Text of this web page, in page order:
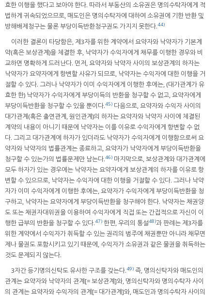
효한 이행을 했다고 보아야 한다. 따라서 부동산의 소유권은 명의수탁자에게 적
법하게 귀속되었으므로, 매도인은 명의수탁자에 대하여 소유권에 기한 반환 및
방해배제청구는 물론 부당이득반환청구권도 가지지 못한다.44)
이러한 결론이 타당함은, 제3자를 위한 계약에서 요약자와 낙약자가 기본계
약(혹은 보상관계)을 체결한 후, 낙약자가 수익자에게 채무를 이행한 경우와 비
교하면 명확하게 드러난다. 먼저, 요약자와 낙약자 사이의 보상관계의 하자는
낙약자가 요약자에게 항변할 사유가 되므로, 낙약자는 수익자에 대한 이행을 거
절할 수 있다. 그러나 낙약자가 이미 수익자에게 이행한 후에는, (대가관계가 유
효한 한) 낙약자가 수익자에게 부당이득의 반환을 청구할 수 없고, 요약자에게
부당이득반환을 청구할 수 있을 뿐이다.45) 다음으로, 요약자와 수익자 사이의
대가관계(혹은 출연관계, 원인관계)의 하자는 요약자와 낙약자 사이에 체결된
계약의 내용이 아니기 때문에 낙약자는 이를 이유로 수익자에게 항변할 수 없
다. 그리고 대가관계에 하자가 있더라도 낙약자가 수익자에게 이행함으로써 요
약자와 낙약자의 법률관계는 종료하고, 요약자가 낙약자에게 부당이득반환을
청구할 수 있는가의 법률문제만 남는다.46) 마지막으로, 보상관계와 대가관계에
모두 하자가 있는 경우에는 낙약자는 요약자에게 보상관계의 하자를 이유로 항
변할 수 있으므로, 낙약자는 수익자에 대한 이행을 거절할 수 있다. 그러나 낙약
자가 이미 수익자에게 이행한 후에는, 요약자가 수익자에게 부당이득반환을 청
구하고, 낙약자는 요약자에게 부당이득반환을 청구해야 한다. 낙약자는 채권양
도 또는 채권자대위권을 이용하여 수익자에게 직접 또는 간접적으로 자신이 이
행한 급부의 반환을 청구할 수 있다.47) 한편, 우리의 통설48)과 판례는 제3자를
위한 계약에서 수익자가 취득할 수 있는 권리의 범주에 채권뿐만 아니라 채무면
제나 물권도 포함시키고 있기 때문에, 수익자가 소유권과 같은 물권을 취득하는
것도 문제되지 않는다.
3자간 등기명의신탁도 유사한 구조를 갖는다.49) 즉, 명의신탁자와 매도인의
관계는 요약자와 낙약자의 관계[= 보상관계]와, 명의신탁자와 명의수탁자 사이
의 관계는 요약자와 수익자의 관계[= 대가관계]와, 매도인과 명의수탁자 사이의